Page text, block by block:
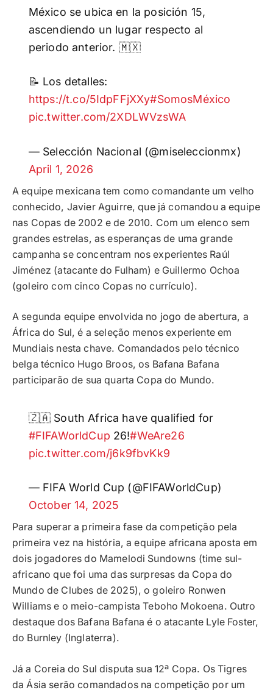
México se ubica en la posición 15,
ascendiendo un lugar respecto al
periodo anterior. 🇲🇽
📝 Los detalles:
https://t.co/5IdpFFjXXy#SomosMéxico
pic.twitter.com/2XDLWVzsWA
— Selección Nacional (@miseleccionmx)
April 1, 2026
A equipe mexicana tem como comandante um velho
conhecido, Javier Aguirre, que já comandou a equipe
nas Copas de 2002 e de 2010. Com um elenco sem
grandes estrelas, as esperanças de uma grande
campanha se concentram nos experientes Raúl
Jiménez (atacante do Fulham) e Guillermo Ochoa
(goleiro com cinco Copas no currículo).
A segunda equipe envolvida no jogo de abertura, a
África do Sul, é a seleção menos experiente em
Mundiais nesta chave. Comandados pelo técnico
belga técnico Hugo Broos, os Bafana Bafana
participarão de sua quarta Copa do Mundo.
🇿🇦 South Africa have qualified for
#FIFAWorldCup 26!#WeAre26
pic.twitter.com/j6k9fbvKk9
— FIFA World Cup (@FIFAWorldCup)
October 14, 2025
Para superar a primeira fase da competição pela
primeira vez na história, a equipe africana aposta em
dois jogadores do Mamelodi Sundowns (time sul-
africano que foi uma das surpresas da Copa do
Mundo de Clubes de 2025), o goleiro Ronwen
Williams e o meio-campista Teboho Mokoena. Outro
destaque dos Bafana Bafana é o atacante Lyle Foster,
do Burnley (Inglaterra).
Já a Coreia do Sul disputa sua 12ª Copa. Os Tigres
da Ásia serão comandados na competição por um